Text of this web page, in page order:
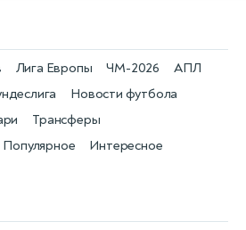
Новости футбола
Лига Европы
Трансферы
ЧМ-2026 АПЛ
Популярное Интересное